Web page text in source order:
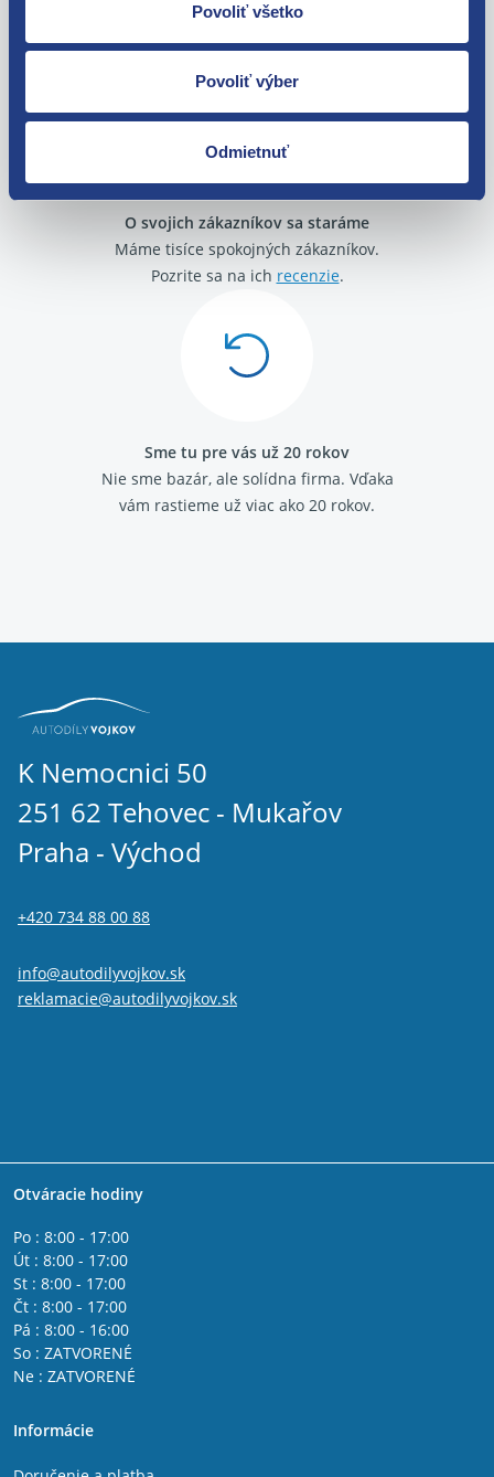
Povoliť všetko
Povoliť výber
Odmietnuť
Tovar môžete vrátiť do 60 dní od
zakúpenia. Alebo vám pošleme náhradu.
O svojich zákazníkov sa staráme
Máme tisíce spokojných zákazníkov.
Pozrite sa na ich recenzie.
Sme tu pre vás už 20 rokov
Nie sme bazár, ale solídna firma. Vďaka
vám rastieme už viac ako 20 rokov.
K Nemocnici 50
251 62 Tehovec - Mukařov
Praha - Východ
+420 734 88 00 88
info@autodilyvojkov.sk
reklamacie@autodilyvojkov.sk
Otváracie hodiny
Po : 8:00 - 17:00
Út : 8:00 - 17:00
St : 8:00 - 17:00
Čt : 8:00 - 17:00
Pá : 8:00 - 16:00
So : ZATVORENÉ
Ne : ZATVORENÉ
Informácie